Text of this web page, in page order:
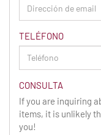
TELÉFONO
CONSULTA
If you are inquiring
items, it is unlikely
you!